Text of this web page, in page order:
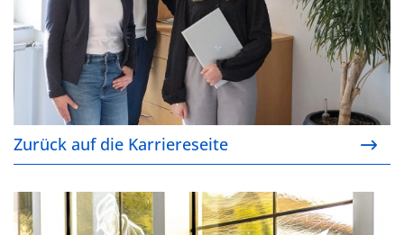
Zurück auf die Karriereseite
Unser Unternehmen